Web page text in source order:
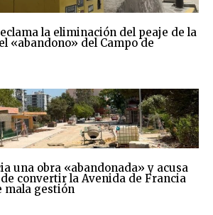
la eliminación del peaje de la
«abandono» del Campo de
una obra «abandonada» y acusa
convertir la Avenida de Francia
mala gestión